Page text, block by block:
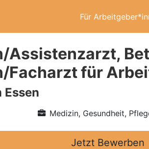
Für
Assistenzarzt,
Facharzt für
Medizin, Gesundheit,
Jetzt Bewerben